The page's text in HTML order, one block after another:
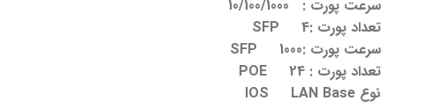
سرعت پورت : 10/100/1000
تعداد پورت :SFP 4
سرعت پورت :SFP 1000
تعداد پورت : POE 24
نوع IOS LAN Base